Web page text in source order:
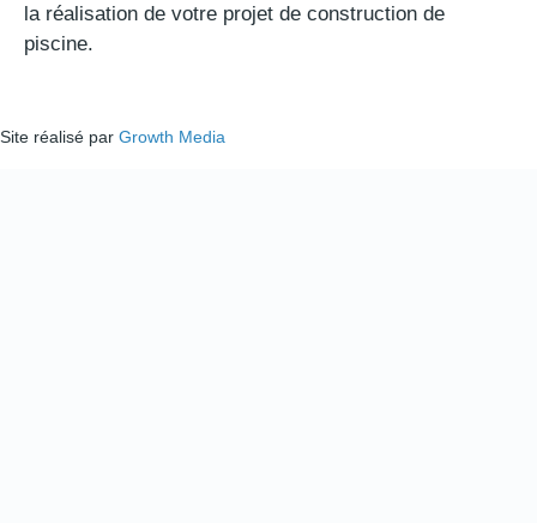
la réalisation de votre projet de construction de
piscine.
Site réalisé par Growth Media